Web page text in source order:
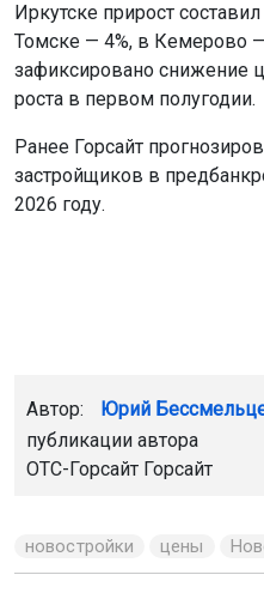
Иркутске прирост
Томске — 4%, в Кемерово
зафиксировано снижение
роста в первом полугодии.
Ранее Горсайт
застройщиков в
2026 году.
Автор: Юрий
публикации автора
ОТС-Горсайт Горсайт
новостройки цены